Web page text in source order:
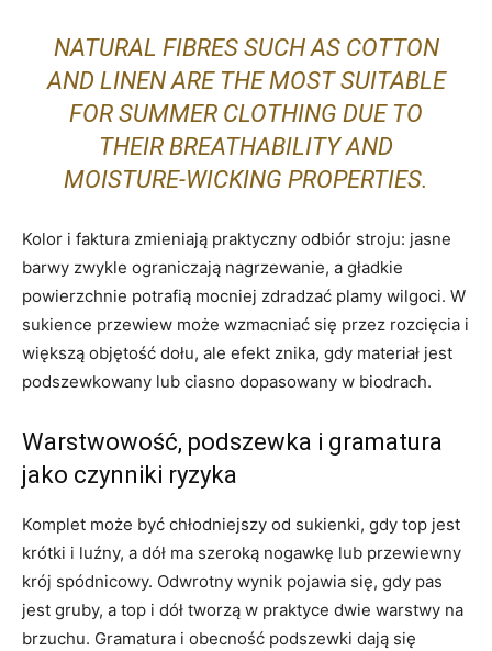
NATURAL FIBRES SUCH AS COTTON
AND LINEN ARE THE MOST SUITABLE
FOR SUMMER CLOTHING DUE TO
THEIR BREATHABILITY AND
MOISTURE-WICKING PROPERTIES.
Kolor i faktura zmieniają praktyczny odbiór stroju: jasne
barwy zwykle ograniczają nagrzewanie, a gładkie
powierzchnie potrafią mocniej zdradzać plamy wilgoci. W
sukience przewiew może wzmacniać się przez rozcięcia i
większą objętość dołu, ale efekt znika, gdy materiał jest
podszewkowany lub ciasno dopasowany w biodrach.
Warstwowość, podszewka i gramatura
jako czynniki ryzyka
Komplet może być chłodniejszy od sukienki, gdy top jest
krótki i luźny, a dół ma szeroką nogawkę lub przewiewny
krój spódnicowy. Odwrotny wynik pojawia się, gdy pas
jest gruby, a top i dół tworzą w praktyce dwie warstwy na
brzuchu. Gramatura i obecność podszewki dają się